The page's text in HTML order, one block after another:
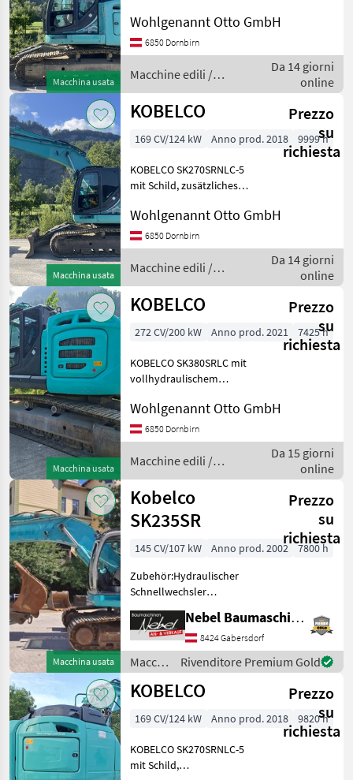
Kobelco
CAT
Hyundai
Komatsu
Volvo
Liebherr
Mostra
tutti
29
MODELLO
KOBELCO
SK235SR
MARKETPLACE
Marketplace
Offerte dei
rivenditori
Annunci
Macchina usata
Schnellwechsler
Winkelbauer Combi3,
Zusatzheckgewicht,
Lasthalteventile an allen
unteres K
Wohlgenannt Otto GmbH
6850 Dornbirn
Macchine edili /
Kobelco
Da 14 giorni
online
Macchina usata
KOBELCO
Prezzo
su
richiesta
169 CV/124 kW Anno prod. 2018 9999 h
KOBELCO SK270SRNLC-5
mit Schild, zusätzliches
vollhydraulischer
Schnellwechsler
Winkelbauer; unteres
Frontschutzgitter; Macchine
Wohlgenannt Otto GmbH
6850 Dornbirn
Macchine edili /
Kobelco
Da 14 giorni
online
Macchina usata
KOBELCO
Prezzo
su
richiesta
272 CV/200 kW Anno prod. 2021 7425 h
KOBELCO SK380SRLC mit
vollhydraulischem
OQ70/55; Macchine edili
Escavatori cingolati
Wohlgenannt Otto GmbH
6850 Dornbirn
Macchine edili /
Kobelco
Da 15 giorni
online
Macchina usata
Kobelco
SK235SR
Prezzo
su
richiesta
145 CV/107 kW Anno prod. 2002
7800 h
Zubehör:Hydraulischer
Schnellwechsler
1Tieflöffel
1400mm.Eigengewicht:ca.26000Kg.Breite
2999mm.Laufwerk 90%.
Macchine edili Escavatori
cingo
Nebel Baumaschinen
8424 Gabersdorf
Macchine
edili /
Kobelco
Rivenditore Premium Gold
KOBELCO
Prezzo
su
richiesta
169 CV/124 kW Anno prod. 2018 9820 h
KOBELCO SK270SRNLC-5
mit Schild,